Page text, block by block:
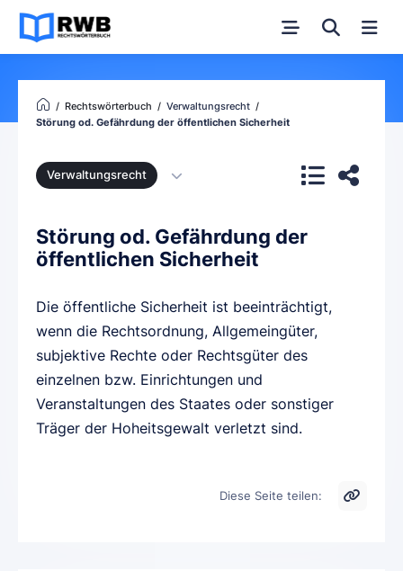
Rechtswörterbuch
Verwaltungsrecht
Störung od. Gefährdung der öffentlichen Sicherheit
Verwaltungsrecht
Störung od. Gefährdung der
öffentlichen Sicherheit
Die öffentliche Sicherheit ist beeinträchtigt,
wenn die Rechtsordnung, Allgemeingüter,
subjektive Rechte oder Rechtsgüter des
einzelnen bzw. Einrichtungen und
Veranstaltungen des Staates oder sonstiger
Träger der Hoheitsgewalt verletzt sind.
Diese Seite teilen: